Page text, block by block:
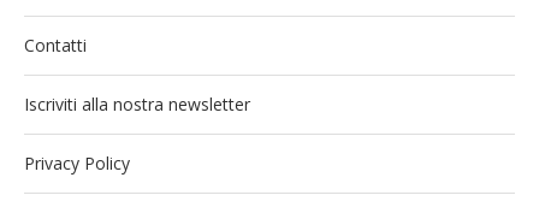
Contatti
Iscriviti alla nostra newsletter
Privacy Policy